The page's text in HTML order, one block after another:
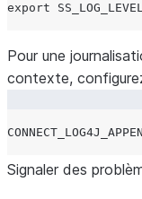
export
Pour une
contexte,
Signaler des